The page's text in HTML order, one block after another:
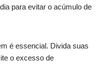
para evitar o acúmulo de
é essencial. Divida suas
o excesso de